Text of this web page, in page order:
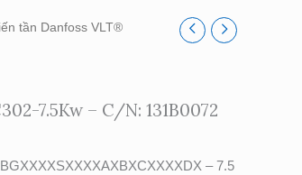
tần Danfoss VLT®
7.5Kw – C/N: 131B0072
– 7.5